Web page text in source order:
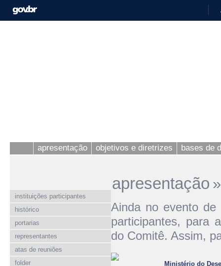
apresentação objetivos e diretrizes bases de
instituições participantes
histórico
portarias
representantes
atas de reuniões
folder
apresentação »
Ainda no evento de
participantes, para
do Comitê. Assim,
Ministério do